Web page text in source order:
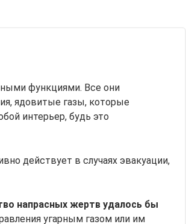
функциями. Все они
ядовитые газы, которые
интерьер, будь это
действует в случаях эвакуации,
напрасных жертв удалось бы
угарным газом или им